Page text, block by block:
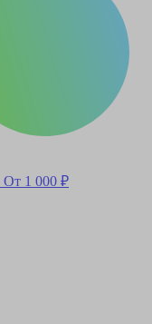
От 1 000 ₽